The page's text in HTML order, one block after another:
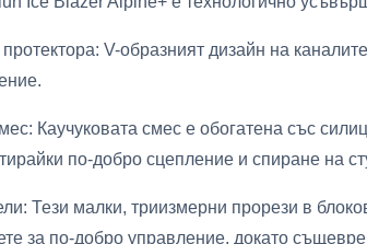
V-образният дизайн на
Каучуковата смес е обогатена със
по-добро сцепление и спиране на
Тези малки, триизмерни прорези в
за по-добро управление, докато